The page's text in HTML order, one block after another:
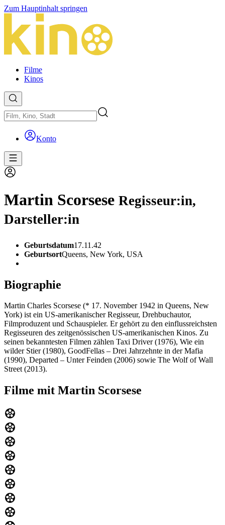
Zum Hauptinhalt springen
Filme
Kinos
Konto
Martin Scorsese Regisseur:in,
Darsteller:in
Geburtsdatum17.11.42
GeburtsortQueens, New York, USA
Biographie
Martin Charles Scorsese (* 17. November 1942 in Queens, New
York) ist ein US-amerikanischer Regisseur, Drehbuchautor,
Filmproduzent und Schauspieler. Er gehört zu den einflussreichsten
Regisseuren des zeitgenössischen US-amerikanischen Kinos. Zu
seinen bekanntesten Filmen zählen Taxi Driver (1976), Wie ein
wilder Stier (1980), GoodFellas – Drei Jahrzehnte in der Mafia
(1990), Departed – Unter Feinden (2006) sowie The Wolf of Wall
Street (2013).
Filme mit Martin Scorsese